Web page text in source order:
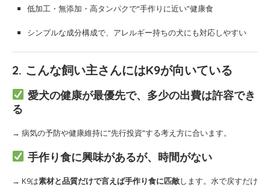
低加工・無添加・高タンパクで“手作りに近い”健康食
シンプルな成分構成で、アレルギー持ちの犬にも対応しやすい
2. こんな飼い主さんにはK9が向いている
愛犬の健康が最優先で、多少の出費は許容でき
る
→ 病気の予防や健康維持に“先行投資”する考え方に合います。
手作り食に興味があるが、時間がない
→ K9は素材と品質だけで言えば手作り食に匹敵します。水で戻すだけ